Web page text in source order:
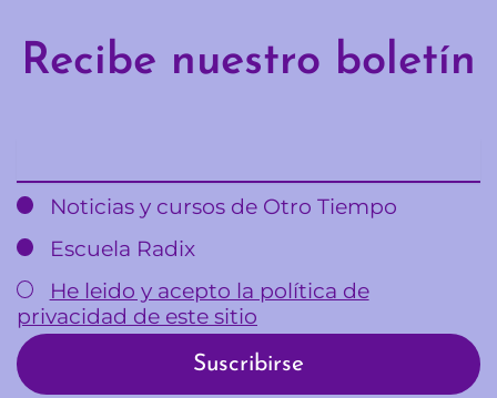
Recibe nuestro boletín
Noticias y cursos de Otro Tiempo
Escuela Radix
He leido y acepto la política de
privacidad de este sitio